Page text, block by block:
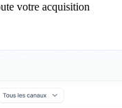
votre acquisition